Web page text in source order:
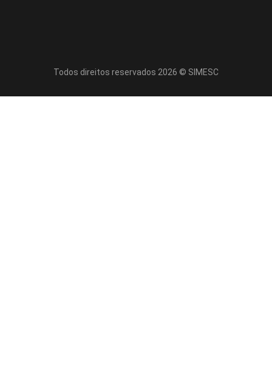
Todos direitos reservados 2026 © SIMESC